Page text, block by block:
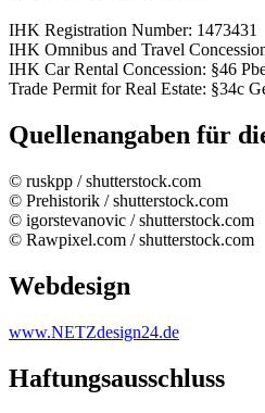
IHK Registration Number: 1473431
IHK Omnibus and Travel
IHK Car Rental Concession: §46
Trade Permit for Real Estate: §34c
Quellenangaben für
© ruskpp / shutterstock.com
© Prehistorik / shutterstock.com
© igorstevanovic / shutterstock.com
© Rawpixel.com / shutterstock.com
Webdesign
www.NETZdesign24.de
Haftungsausschluss